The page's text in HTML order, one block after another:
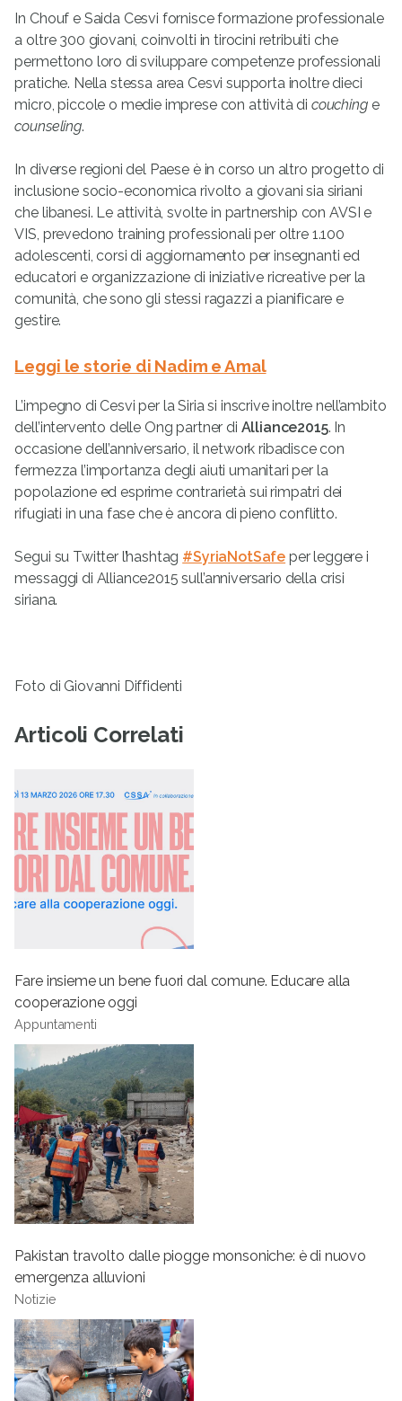
In Chouf e Saida Cesvi fornisce formazione professionale
a oltre 300 giovani, coinvolti in tirocini retribuiti che
permettono loro di sviluppare competenze professionali
pratiche. Nella stessa area Cesvi supporta inoltre dieci
micro, piccole o medie imprese con attività di couchinge
counseling.
In diverse regioni del Paese è in corso un altro progetto di
inclusione socio-economica rivolto a giovani sia siriani
che libanesi. Le attività, svolte in partnership con AVSI e
VIS, prevedono training professionali per oltre 1.100
adolescenti, corsi di aggiornamento per insegnanti ed
educatori e organizzazione di iniziative ricreative per la
comunità, che sono gli stessi ragazzi a pianificare e
gestire.
Leggi le storie di Nadim e Amal
L’impegno di Cesvi per la Siria si inscrive inoltre nell’ambito
dell’intervento delle Ong partner di Alliance2015. In
occasione dell’anniversario, il network ribadisce con
fermezza l’importanza degli aiuti umanitari per la
popolazione ed esprime contrarietà sui rimpatri dei
rifugiati in una fase che è ancora di pieno conflitto.
Segui su Twitter l’hashtag #SyriaNotSafe per leggere i
messaggi di Alliance2015 sull’anniversario della crisi
siriana.
Foto di Giovanni Diffidenti
Articoli Correlati
Fare insieme un bene fuori dal comune. Educare alla
cooperazione oggi
Appuntamenti
Pakistan travolto dalle piogge monsoniche: è di nuovo
emergenza alluvioni
Notizie